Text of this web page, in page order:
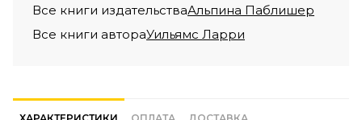
Все книги издательстваАльпина Паблишер
Все книги автораУильямс Ларри